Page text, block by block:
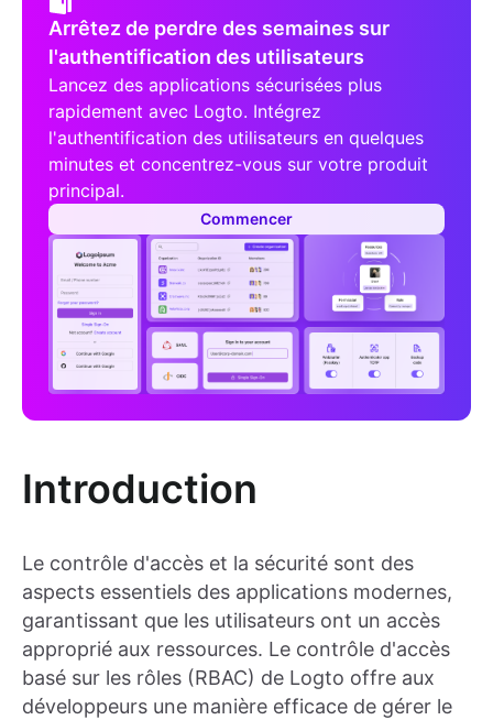
Arrêtez de perdre des semaines sur
l'authentification des utilisateurs
Lancez des applications sécurisées plus
rapidement avec Logto. Intégrez
l'authentification des utilisateurs en quelques
minutes et concentrez-vous sur votre produit
principal.
Commencer
Introduction
Le contrôle d'accès et la sécurité sont des
aspects essentiels des applications modernes,
garantissant que les utilisateurs ont un accès
approprié aux ressources. Le contrôle d'accès
basé sur les rôles (RBAC) de Logto offre aux
développeurs une manière efficace de gérer le